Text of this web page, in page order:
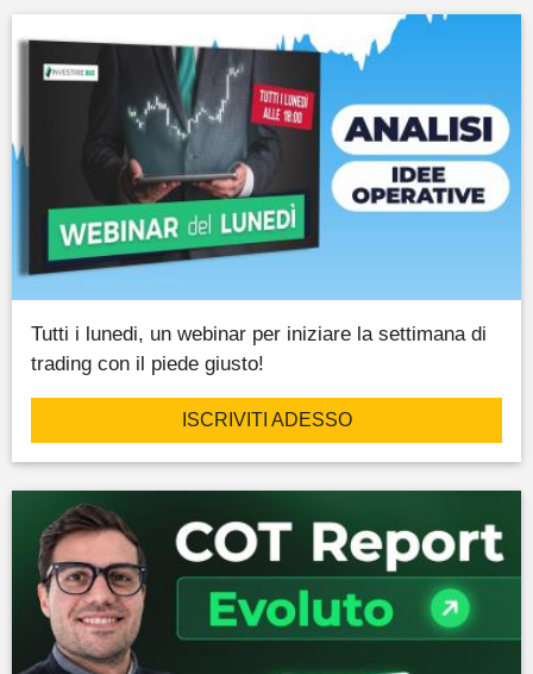
Tutti i lunedi, un webinar per iniziare la settimana di
trading con il piede giusto!
ISCRIVITI ADESSO